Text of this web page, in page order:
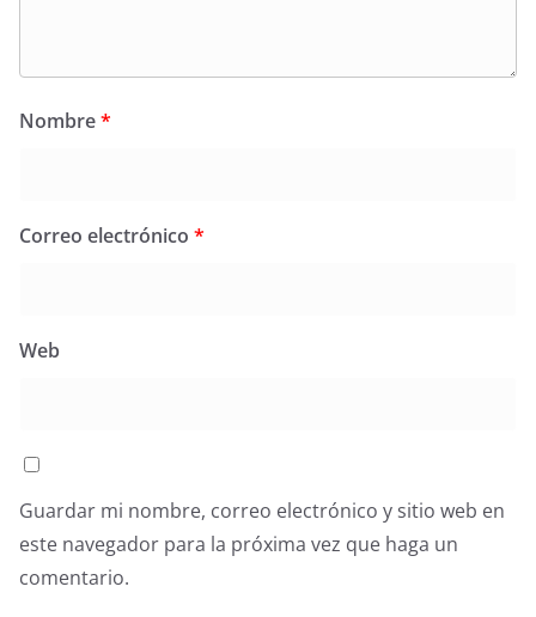
Nombre*
Correo electrónico *
Web
Guardar mi nombre, correo electrónico y sitio web en
este navegador para la próxima vez que haga un
comentario.